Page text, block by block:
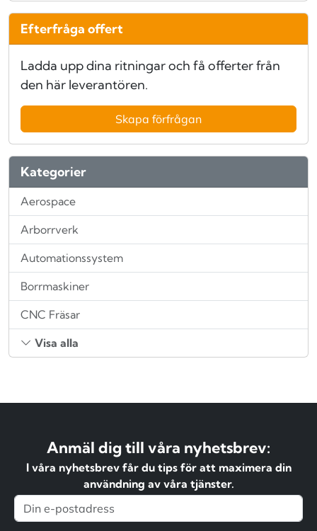
Efterfråga offert
Ladda upp dina ritningar och få offerter från
den här leverantören.
Skapa förfrågan
Kategorier
Aerospace
Arborrverk
Automationssystem
Borrmaskiner
CNC Fräsar
Visa alla
Anmäl dig till våra nyhetsbrev:
I våra nyhetsbrev får du tips för att maximera din
användning av våra tjänster.